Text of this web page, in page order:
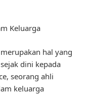
Keluarga
hal yang
dini kepada
seorang ahli
keluarga